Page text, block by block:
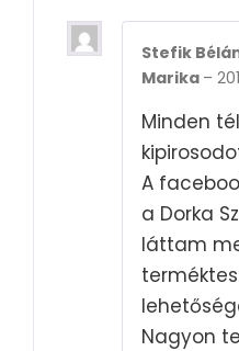
Stefik
Marika –
Minden
A
a Dorka
láttam
Nagyon